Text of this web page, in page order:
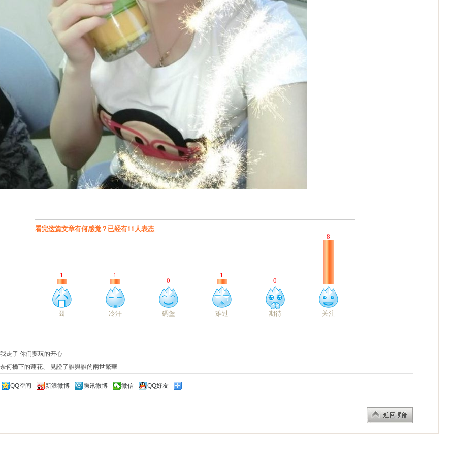
我走了 你们要玩的开心
奈何橋下的蓮花、 見證了誰與誰的兩世繁華
QQ空间 新浪微博 腾讯微博 微信 QQ好友